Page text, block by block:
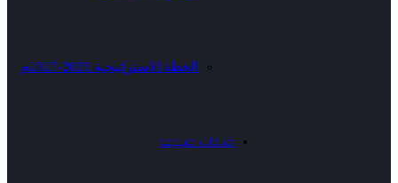
الخطة الاستراتيجية 2023-2027م
خدمات متنوعة